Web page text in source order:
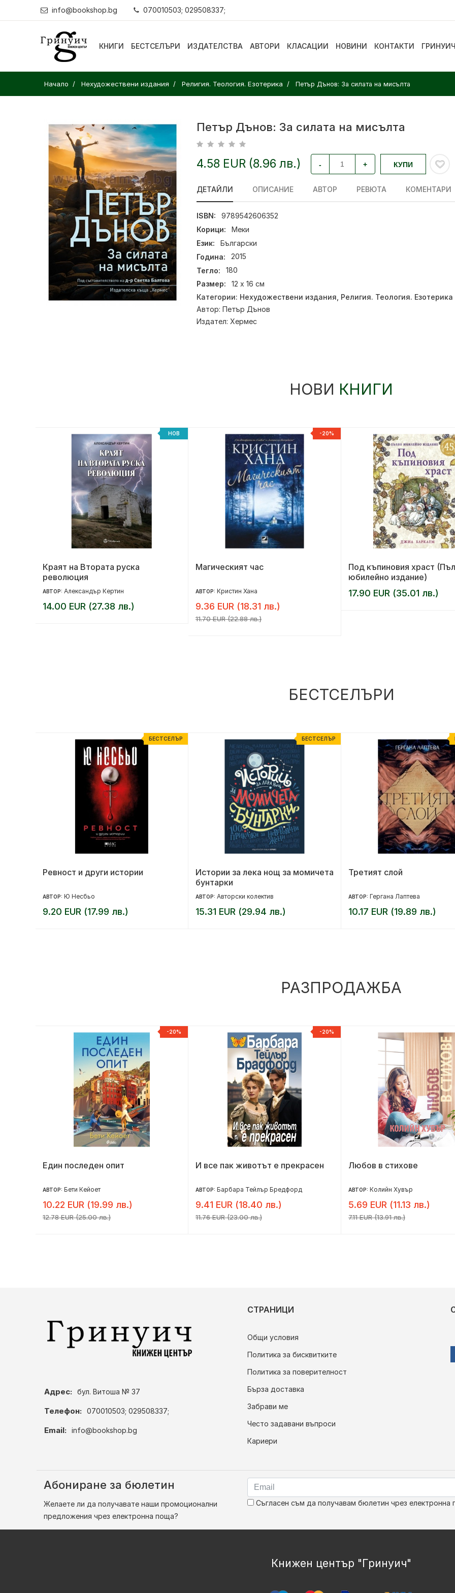
info@bookshop.bg 070010503; 029508337;
КНИГИ БЕСТСЕЛЪРИ ИЗДАТЕЛСТВА АВТОРИ КЛАСАЦИИ НОВИНИ КОНТАКТИ ГРИНУИЧ
Начало Нехудожествени издания Религия. Теология. Езотерика Петър Дънов: За силата на мисълта
Петър Дънов: За силата на мисълта
4.58 EUR (8.96 лв.) - + КУПИ
ДЕТАЙЛИ ОПИСАНИЕ АВТОР РЕВЮТА КОМЕНТАРИ
ISBN:
9789542606352
Корици:
Меки
Език:
Български
Година:
2015
Тегло:
180
Размер:
12 х 16 см
Категории: Нехудожествени издания Религия. Теология. Езотерика
Автор: Петър Дънов
Издател: Хермес
НОВИ КНИГИ
НОВ
Краят на Втората руска
революция
АВТОР: Александър Кертин
14.00 EUR (27.38 лв.)
-20%
Магическият час
АВТОР: Кристин Хана
9.36 EUR (18.31 лв.)
11.70 EUR (22.88 лв.)
Под къпиновия храст
юбилейно издание)
17.90 EUR (35.01 лв.)
БЕСТСЕЛЪРИ
БЕСТСЕЛЪР
Ревност и други истории
АВТОР: Ю Несбьо
9.20 EUR (17.99 лв.)
БЕСТСЕЛЪР
Истории за лека нощ за момичета
бунтарки
АВТОР: Авторски колектив
15.31 EUR (29.94 лв.)
Третият слой
АВТОР: Гергана Лаптева
10.17 EUR (19.89 лв.)
РАЗПРОДАЖБА
-20%
Един последен опит
АВТОР: Бети Кейоет
10.22 EUR (19.99 лв.)
12.78 EUR (25.00 лв.)
-20%
И все пак животът е прекрасен
АВТОР: Барбара Тейлър Бредфорд
9.41 EUR (18.40 лв.)
11.76 EUR (23.00 лв.)
Любов в стихове
АВТОР: Колийн Хувър
5.69 EUR (11.13 лв.)
7.11 EUR (13.91 лв.)
Адрес: бул. Витоша № 37
Телефон: 070010503; 029508337;
Email: info@bookshop.bg
СТРАНИЦИ
Общи условия
Политика за бисквитките
Политика за поверителност
Бърза доставка
Забрави ме
Често задавани въпроси
Кариери
Абониране за бюлетин
Желаете ли да получавате наши промоционални
предложения чрез електронна поща?
Съгласен съм да получавам бюлетин чрез електронна
Книжен център "Гринуич"